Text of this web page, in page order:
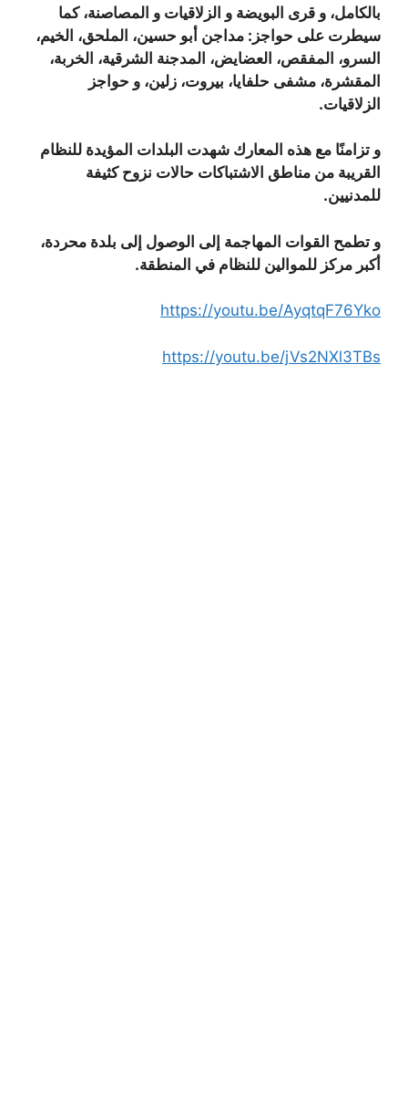
بالكامل، و قرى البويضة و الزلاقيات و المصاصنة، كما
سيطرت على حواجز: مداجن أبو حسين، الملحق، الخيم،
السرو، المفقص، العضايض، المدجنة الشرقية، الخربة،
المقشرة، مشفى حلفايا، بيروت، زلين، و حواجز
الزلاقيات.
و تزامنًا مع هذه المعارك شهدت البلدات المؤيدة للنظام
القريبة من مناطق الاشتباكات حالات نزوح كثيفة
للمدنيين.
و تطمح القوات المهاجمة إلى الوصول إلى بلدة محردة،
أكبر مركز للموالين للنظام في المنطقة.
https://youtu.be/AyqtqF76Yko
https://youtu.be/jVs2NXl3TBs